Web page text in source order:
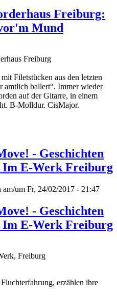
Freiburg:
Mund
Freiburg
Filetstücken aus den letzten
amtlich ballert“. Immer wieder
auf der Gitarre, in einem
B-Molldur. CisMajor.
- Geschichten
Im E-Werk Freiburg
am/um Fr, 24/02/2017 - 21:47
- Geschichten
Im E-Werk Freiburg
Freiburg
erzählen ihre